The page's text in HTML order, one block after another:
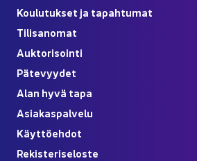
Kou­lu­tuk­set ja ta­pah­tu­mat
Ti­li­sa­no­mat
Auk­to­ri­soin­ti
Pä­te­vyy­det
Alan hyvä tapa
Asia­kas­pal­ve­lu
Käyt­tö­eh­dot
Re­kis­te­ri­se­los­te